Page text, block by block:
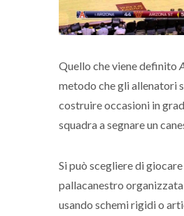
Quello che viene definito
metodo che gli allenatori
costruire occasioni in
squadra a segnare un
Si può scegliere di giocare
pallacanestro organizzata
usando schemi rigidi o